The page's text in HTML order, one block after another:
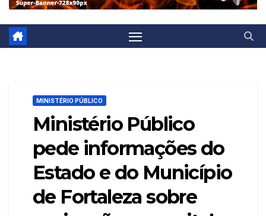
MINISTÉRIO PÚBLICO
Ministério Público
pede informações do
Estado e do Município
de Fortaleza sobre